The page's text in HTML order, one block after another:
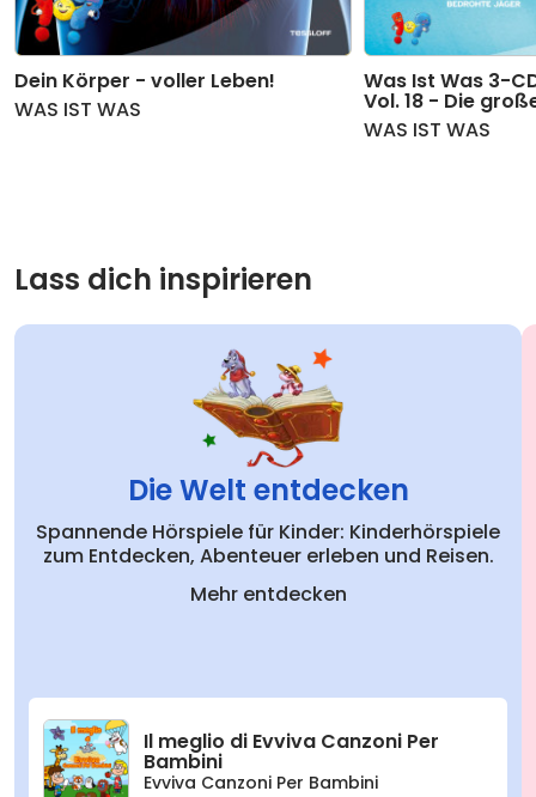
Dein Körper - voller Leben!
WAS IST WAS
Was Ist Was 3-
Vol. 18 - Die
WAS IST WAS
Lass dich inspirieren
Die Welt entdecken
Spannende Hörspiele für Kinder: Kinderhörspiele
zum Entdecken, Abenteuer erleben und Reisen.
Mehr entdecken
Il meglio di Evviva Canzoni Per
Bambini
Evviva Canzoni Per Bambini